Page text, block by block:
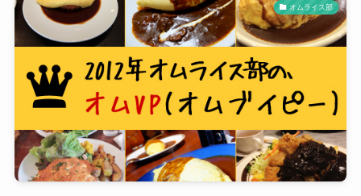
オムライス部